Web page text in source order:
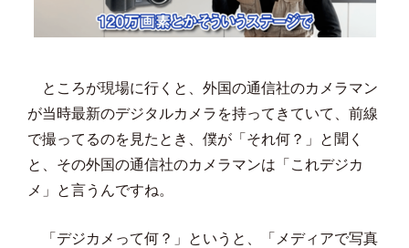
ところが現場に行くと、外国の通信社のカメラマン
が当時最新のデジタルカメラを持ってきていて、前線
で撮ってるのを見たとき、僕が「それ何？」と聞く
と、その外国の通信社のカメラマンは「これデジカ
メ」と言うんですね。
「デジカメって何？」というと、「メディアで写真